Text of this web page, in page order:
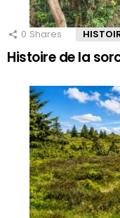
0 Shares
Histoire de la